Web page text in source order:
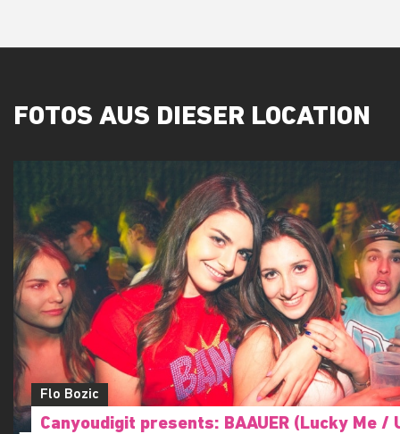
FOTOS AUS DIESER LOCATION
Flo Bozic
Canyoudigit presents: BAAUER (Lucky Me /